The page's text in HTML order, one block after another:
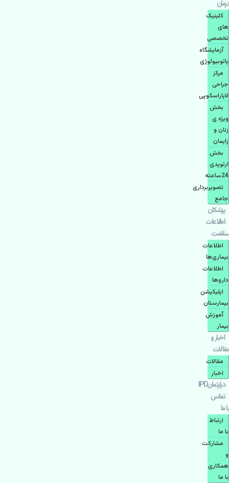
درمان
کلینیک
های
تخصصی
آزمایشگاه
پاتوبیولوژی
مرکز
جراحی
لاپاراسکوپی
بخش
ویژه ی
زنان و
زایمان
بخش
ارتوپدی
24ساعته
تصویربرداری
جامع
پزشكان
اطلاعات
سلامت
اطلاعات
بیماری‌ها
اطلاعات
دارو‌ها
اپليكيشن
بيمارستان
آموزش
بیمار
اخبار و
مقالات
مقالات
اخبار
دپارتمانIPD
تماس
با ما
ارتباط
با ما
مشاركت
و
همكاری
با ما